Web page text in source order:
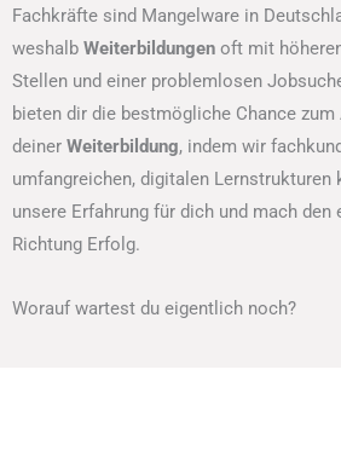
Fachkräfte sind Mangelware in
weshalb Weiterbildungen oft mit
Stellen und einer problemlosen
bieten dir die bestmögliche Chance
deiner Weiterbildung, indem wir
umfangreichen, digitalen Lernstrukturen
unsere Erfahrung für dich und mach
Richtung Erfolg.
Worauf wartest du eigentlich noch?